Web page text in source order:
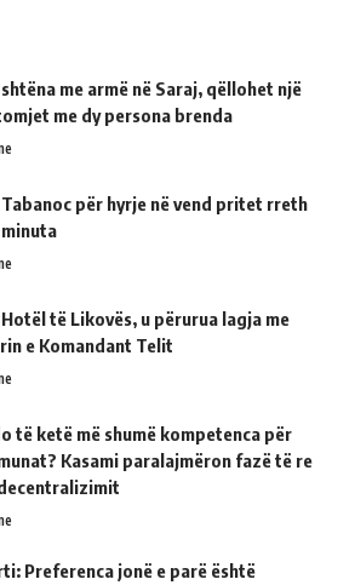
me armë në Saraj, qëllohet një
me dy persona brenda
Tabanoc për hyrje në vend pritet rreth
Hotël të Likovës, u përurua lagja me
e Komandant Telit
të ketë më shumë kompetenca për
Kasami paralajmëron fazë të re
Preferenca jonë e parë është